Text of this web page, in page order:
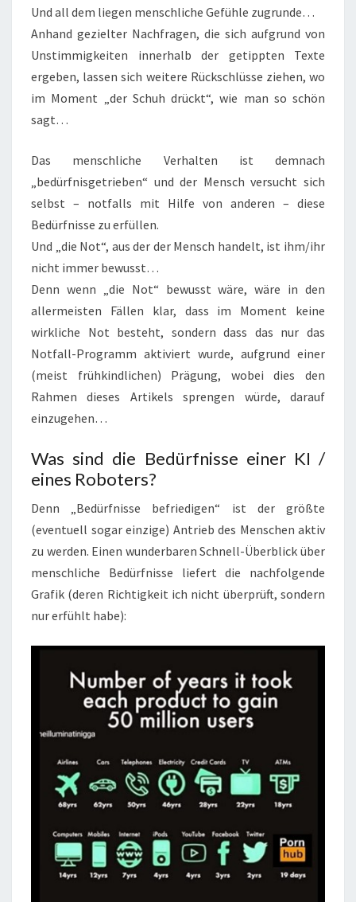
Und all dem liegen menschliche Gefühle zugrunde…
Anhand gezielter Nachfragen, die sich aufgrund von
Unstimmigkeiten innerhalb der getippten Texte
ergeben, lassen sich weitere Rückschlüsse ziehen, wo
im Moment „der Schuh drückt“, wie man so schön
sagt…
Das menschliche Verhalten ist demnach
„bedürfnisgetrieben“ und der Mensch versucht sich
selbst – notfalls mit Hilfe von anderen – diese
Bedürfnisse zu erfüllen.
Und „die Not“, aus der der Mensch handelt, ist ihm/ihr
nicht immer bewusst…
Denn wenn „die Not“ bewusst wäre, wäre in den
allermeisten Fällen klar, dass im Moment keine
wirkliche Not besteht, sondern dass das nur das
Notfall-Programm aktiviert wurde, aufgrund einer
(meist frühkindlichen) Prägung, wobei dies den
Rahmen dieses Artikels sprengen würde, darauf
einzugehen…
Was sind die Bedürfnisse einer KI /
eines Roboters?
Denn „Bedürfnisse befriedigen“ ist der größte
(eventuell sogar einzige) Antrieb des Menschen aktiv
zu werden. Einen wunderbaren Schnell-Überblick über
menschliche Bedürfnisse liefert die nachfolgende
Grafik (deren Richtigkeit ich nicht überprüft, sondern
nur erfühlt habe):